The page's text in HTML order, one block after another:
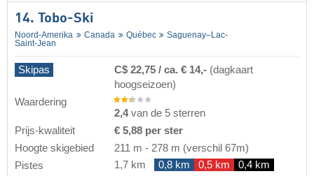
14. Tobo-Ski
Noord-Amerika Canada Québec
Saguenay–Lac-
Saint-Jean
Skipas C$ 22,75 / ca. € 14,- (dagkaart
hoogseizoen)
Waardering
2,4van de 5 sterren
Prijs-kwaliteit
€ 5,88 per ster
Hoogte skigebied
211 m - 278 m (verschil 67m)
Pistes
1,7 km 0,8 km 0,5 km
0,4 km